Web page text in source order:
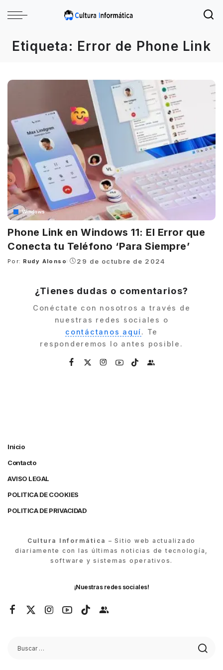
Etiqueta: Error de Phone Link
Windows
Phone Link en Windows 11: El Error que
Conecta tu Teléfono ‘Para Siempre’
Posted
Por: Rudy Alonso 29 de octubre de 2024
¿Tienes dudas o comentarios?
Conéctate con nosotros a través de
nuestras redes sociales o
contáctanos aquí. Te
responderemos lo antes posible.
Inicio
Contacto
AVISO LEGAL
POLITICA DE COOKIES
POLITICA DE PRIVACIDAD
Cultura Informática – Sitio web actualizado
diariamente con las últimas noticias de tecnología,
software y sistemas operativos.
¡Nuestras redes sociales!